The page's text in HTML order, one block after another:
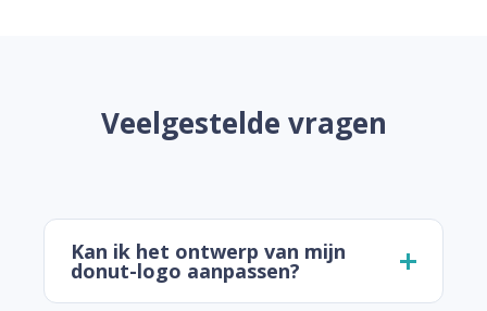
Veelgestelde vragen
Kan ik het ontwerp van mijn
donut-logo aanpassen?